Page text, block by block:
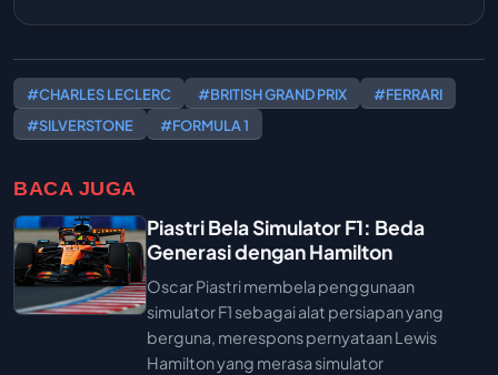
#CHARLES LECLERC #BRITISH GRAND PRIX
#FERRARI
#SILVERSTONE
#FORMULA 1
BACA JUGA
Piastri Bela Simulator F1: Beda
Generasi dengan Hamilton
Oscar Piastri membela penggunaan
simulator F1 sebagai alat persiapan yang
berguna, merespons pernyataan Lewis
Hamilton yang merasa simulator